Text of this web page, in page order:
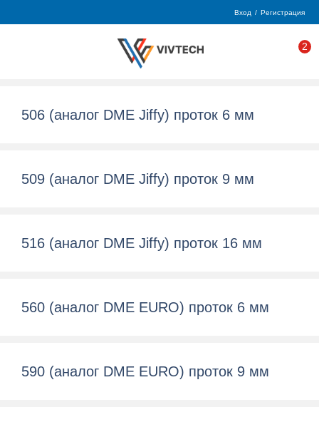
Вход / Регистрация
2
506 (аналог DME Jiffy) проток 6 мм
509 (аналог DME Jiffy) проток 9 мм
516 (аналог DME Jiffy) проток 16 мм
560 (аналог DME EURO) проток 6 мм
590 (аналог DME EURO) проток 9 мм